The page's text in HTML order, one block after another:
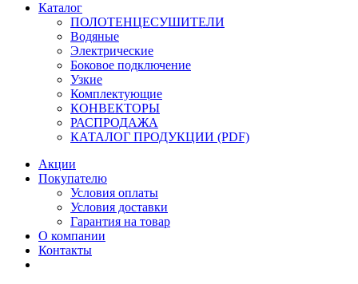
Каталог
ПОЛОТЕНЦЕСУШИТЕЛИ
Водяные
Электрические
Боковое подключение
Узкие
Комплектующие
КОНВЕКТОРЫ
РАСПРОДАЖА
КАТАЛОГ ПРОДУКЦИИ (PDF)
Акции
Покупателю
Условия оплаты
Условия доставки
Гарантия на товар
О компании
Контакты